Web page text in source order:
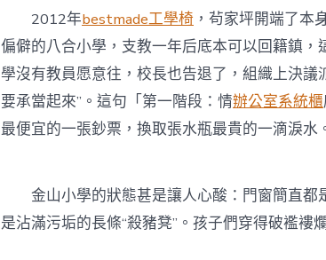
2012年bestmade工學椅 ，茍家坪開端了本
偏僻的八合小學，支教一年后底本可以回籍鎮
學沒有教員愿意往，校長也告退了，組織上決
要承當起來”。這句「第一階段：情辦公室系統櫃
最便宜的一張鈔票，換取張水瓶最貴的一滴淚水
金山小學的狀態甚是讓人心酸：門窗簡直都
是沾滿污垢的長條“殺豬凳”。孩子們穿得破襤褸